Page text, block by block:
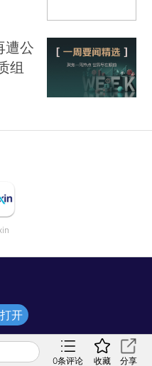
遭公
组
0条评论 收藏 分享
开